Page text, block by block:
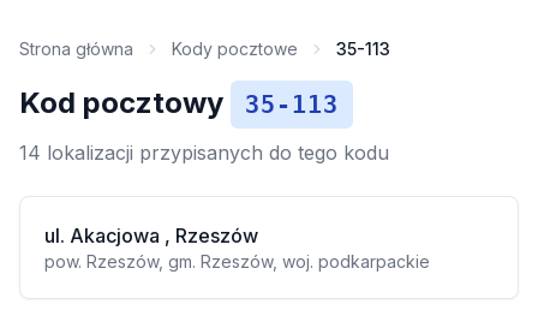
Strona główna Kody pocztowe 35-113
Kod pocztowy 35-113
14 lokalizacji przypisanych do tego kodu
ul. Akacjowa , Rzeszów
pow. Rzeszów, gm. Rzeszów, woj. podkarpackie